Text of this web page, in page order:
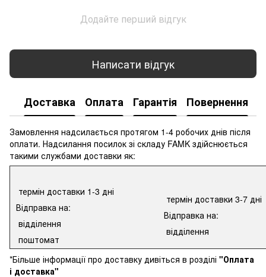
Додайте перший відгук
Написати відгук
Доставка Оплата Гарантія Повернення
Замовлення надсилається протягом 1-4 робочих днів після
оплати. Надсилання посилок зі складу FAMK здійснюється
такими службами доставки як:
термін доставки 1-3 дні
Відправка на:
відділення
поштомат
термін доставки 3-7 дні
Відправка на:
відділення
*Більше інформації про доставку дивіться в розділі "Оплата
і доставка"